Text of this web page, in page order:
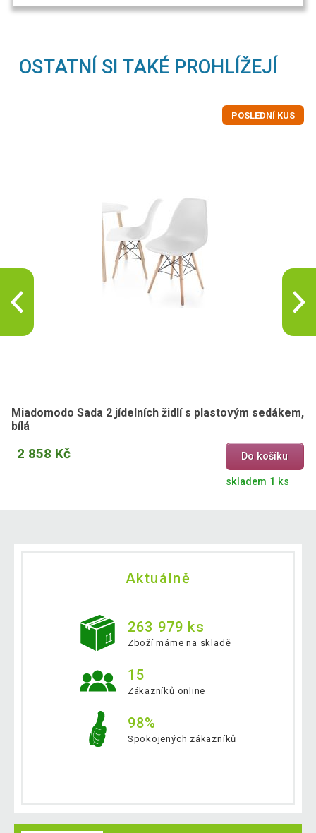
OSTATNÍ SI TAKÉ PROHLÍŽEJÍ
POSLEDNÍ KUS
Miadomodo Sada 2 jídelních židlí s plastovým sedákem,
bílá
2 858 Kč Do košíku
skladem 1 ks
Aktuálně
263 979 ks
Zboží máme na skladě
15
Zákazníků online
98%
Spokojených zákazníků